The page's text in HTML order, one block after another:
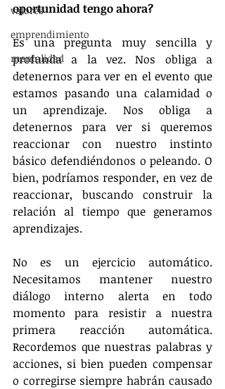
valores
emprendimiento
mentalidad
oportunidad tengo ahora?
Es una pregunta muy sencilla y
profunda a la vez. Nos obliga a
detenernos para ver en el evento que
estamos pasando una calamidad o
un aprendizaje. Nos obliga a
detenernos para ver si queremos
reaccionar con nuestro instinto
básico defendiéndonos o peleando. O
bien, podríamos responder, en vez de
reaccionar, buscando construir la
relación al tiempo que generamos
aprendizajes.
No es un ejercicio automático.
Necesitamos mantener nuestro
diálogo interno alerta en todo
momento para resistir a nuestra
primera reacción automática.
Recordemos que nuestras palabras y
acciones, si bien pueden compensar
o corregirse siempre habrán causado